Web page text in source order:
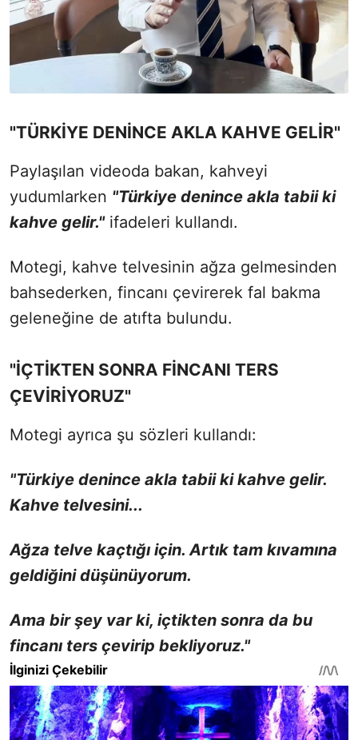
"TÜRKİYE DENİNCE AKLA KAHVE GELİR"
Paylaşılan videoda bakan, kahveyi
yudumlarken "Türkiye denince akla tabii ki
kahve gelir."ifadeleri kullandı.
Motegi, kahve telvesinin ağza gelmesinden
bahsederken, fincanı çevirerek fal bakma
geleneğine de atıfta bulundu.
"İÇTİKTEN SONRA FİNCANI TERS
ÇEVİRİYORUZ"
Motegi ayrıca şu sözleri kullandı:
"Türkiye denince akla tabii ki kahve gelir.
Kahve telvesini...
Ağza telve kaçtığı için. Artık tam kıvamına
geldiğini düşünüyorum.
Ama bir şey var ki, içtikten sonra da bu
fincanı ters çevirip bekliyoruz."